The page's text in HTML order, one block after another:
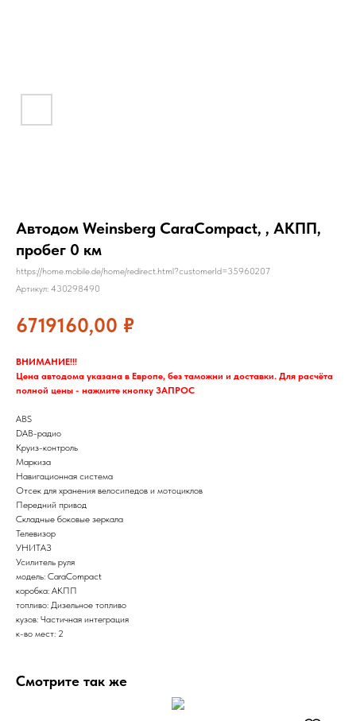
Автодом Weinsberg CaraCompact, , АКПП,
пробег 0 км
https://home.mobile.de/home/redirect.html?customerId=35960207
Артикул: 430298490
6719160,00 ₽
ВНИМАНИЕ!!!
Цена автодома указана в Европе, без таможни и доставки. Для расчёта
полной цены - нажмите кнопку ЗАПРОС
ABS
DAB-радио
Круиз-контроль
Маркиза
Навигационная система
Отсек для хранения велосипедов и мотоциклов
Передний привод
Складные боковые зеркала
Телевизор
УНИТАЗ
Усилитель руля
модель: CaraCompact
коробка: АКПП
топливо: Дизельное топливо
кузов: Частичная интеграция
к-во мест: 2
Смотрите так же